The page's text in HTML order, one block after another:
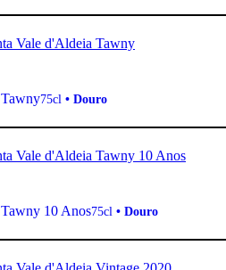
Tawny75cl • Douro
Tawny 10 Anos75cl • Douro